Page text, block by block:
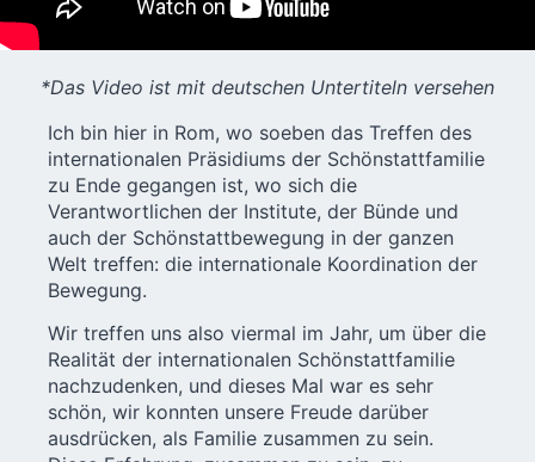
*Das Video ist mit deutschen Untertiteln versehen
Ich bin hier in Rom, wo soeben das Treffen des
internationalen Präsidiums der Schönstattfamilie
zu Ende gegangen ist, wo sich die
Verantwortlichen der Institute, der Bünde und
auch der Schönstattbewegung in der ganzen
Welt treffen: die internationale Koordination der
Bewegung.
Wir treffen uns also viermal im Jahr, um über die
Realität der internationalen Schönstattfamilie
nachzudenken, und dieses Mal war es sehr
schön, wir konnten unsere Freude darüber
ausdrücken, als Familie zusammen zu sein.